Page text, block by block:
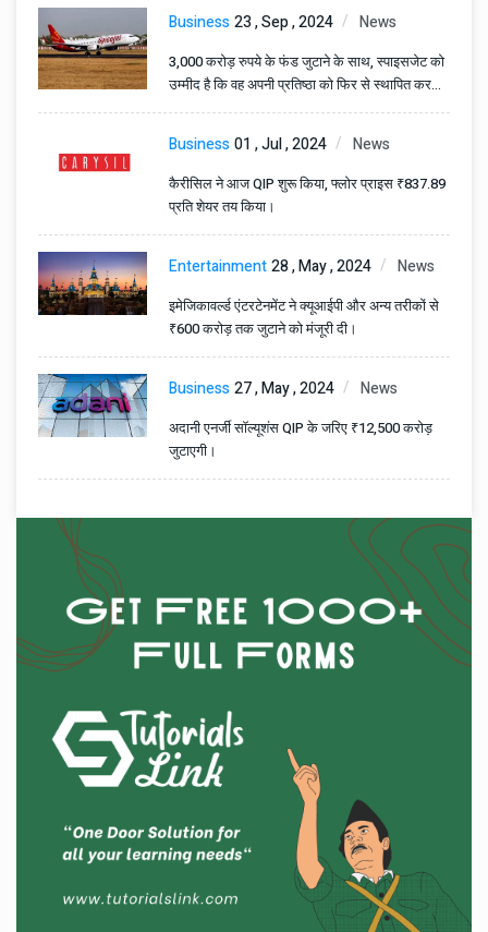
Business23 , Sep , 2024 News
3,000 करोड़ रुपये के फंड जुटाने के साथ, स्पाइसजेट को
उम्मीद है कि वह अपनी प्रतिष्ठा को फिर से स्थापित कर
पाएगी
Business01 , Jul , 2024 News
कैरीसिल ने आज QIP शुरू किया, फ्लोर प्राइस ₹837.89
प्रति शेयर तय किया।
Entertainment28 , May , 2024 News
इमेजिकावर्ल्ड एंटरटेनमेंट ने क्यूआईपी और अन्य तरीकों से
₹600 करोड़ तक जुटाने को मंजूरी दी।
Business27 , May , 2024 News
अदानी एनर्जी सॉल्यूशंस QIP के जरिए ₹12,500 करोड़
जुटाएगी।